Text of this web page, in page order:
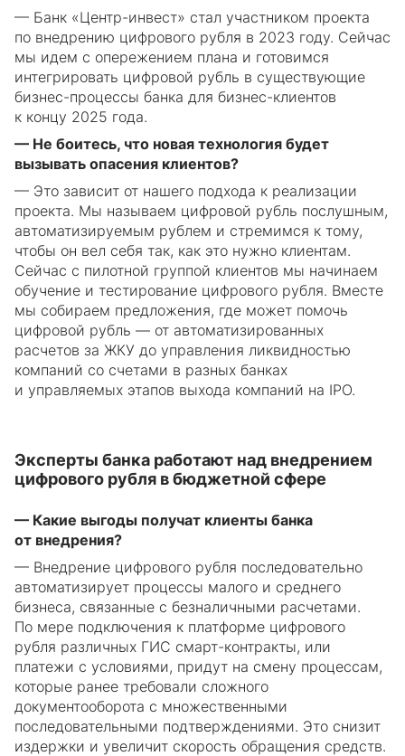
— Банк «Центр-инвест» стал участником проекта
по внедрению цифрового рубля в 2023 году. Сейчас
мы идем с опережением плана и готовимся
интегрировать цифровой рубль в существующие
бизнес-процессы банка для бизнес-клиентов
к концу 2025 года.
— Не боитесь, что новая технология будет
вызывать опасения клиентов?
— Это зависит от нашего подхода к реализации
проекта. Мы называем цифровой рубль послушным,
автоматизируемым рублем и стремимся к тому,
чтобы он вел себя так, как это нужно клиентам.
Сейчас с пилотной группой клиентов мы начинаем
обучение и тестирование цифрового рубля. Вместе
мы собираем предложения, где может помочь
цифровой рубль — от автоматизированных
расчетов за ЖКУ до управления ликвидностью
компаний со счетами в разных банках
и управляемых этапов выхода компаний на IPO.
Эксперты банка работают над внедрением
цифрового рубля в бюджетной сфере
— Какие выгоды получат клиенты банка
от внедрения?
— Внедрение цифрового рубля последовательно
автоматизирует процессы малого и среднего
бизнеса, связанные с безналичными расчетами.
По мере подключения к платформе цифрового
рубля различных ГИС смарт-контракты, или
платежи с условиями, придут на смену процессам,
которые ранее требовали сложного
документооборота с множественными
последовательными подтверждениями. Это снизит
издержки и увеличит скорость обращения средств.